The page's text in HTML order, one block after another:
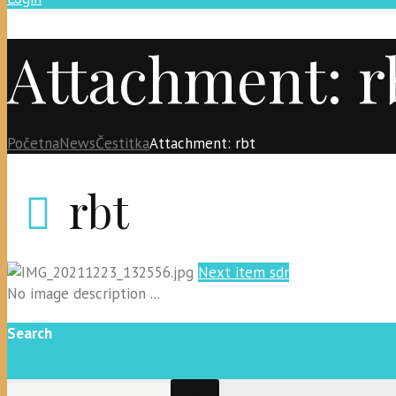
Attachment:
PočetnaNewsČestitkaAttachment: rbt
rbt
Next item sdr
No image description ...
Search